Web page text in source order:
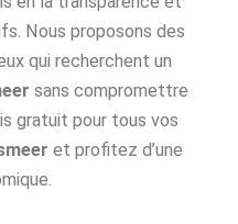
Nous proposons des
qui recherchent un
sans compromettre
gratuit pour tous vos
et profitez d’une